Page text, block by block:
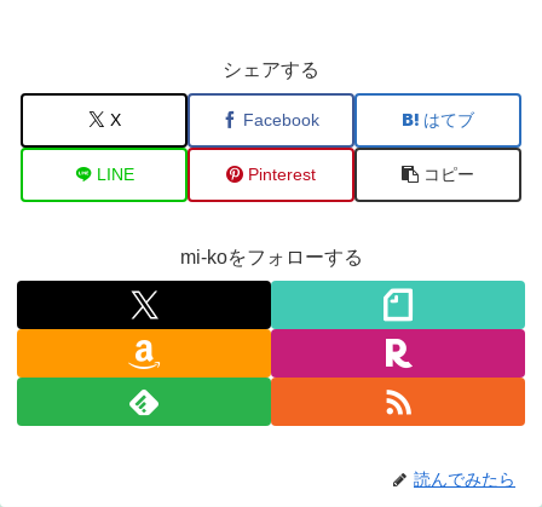
シェアする
X Facebook はてブ
LINE Pinterest コピー
mi-koをフォローする
読んでみたら